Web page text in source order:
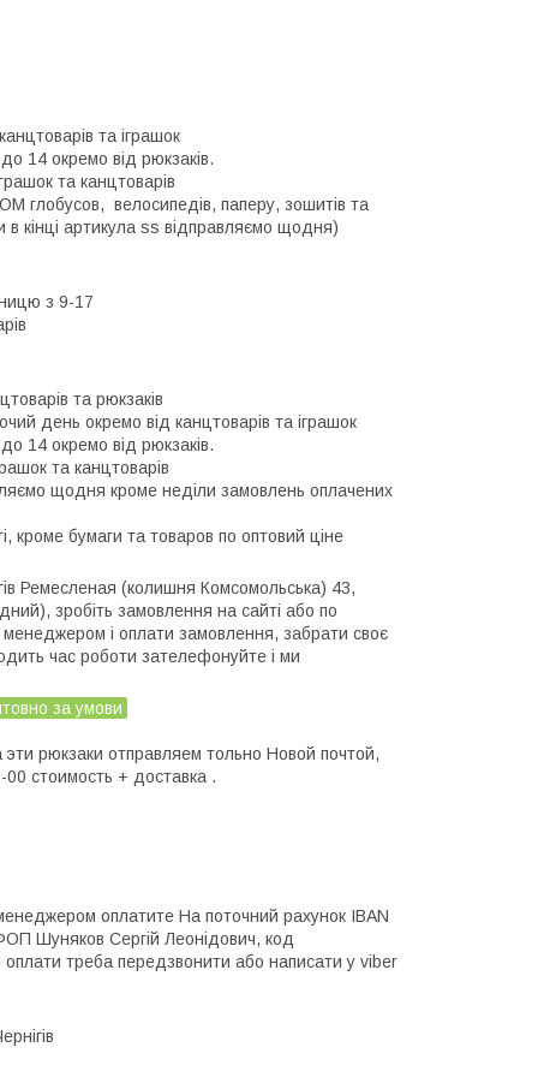
та іграшок
14 окремо від рюкзаків.
та канцтоварів
глобусов,  велосипедів, паперу, зошитів та
в кінці артикула ss відправляємо щодня)
з 9-17
та рюкзаків
день окремо від канцтоварів та іграшок
14 окремо від рюкзаків.
та канцтоварів
щодня кроме неділи замовлень оплачених
кроме бумаги та товаров по оптовий ціне
Ремесленая (колишня Комсомольська) 43,
зробіть замовлення на сайті або по
і оплати замовлення, забрати своє
час роботи зателефонуйте і ми
за умови
рюкзаки отправляем тольно Новой почтой,
стоимость + доставка .
оплатите На поточний рахунок IBAN
Шуняков Сергій Леонідович, код
треба передзвонити або написати у viber